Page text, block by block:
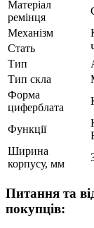
Матеріал
ремінця
Механізм
Стать
Тип
Тип скла
Форма
циферблата
Функції
Ширина
корпусу, мм
Питання та
покупців: